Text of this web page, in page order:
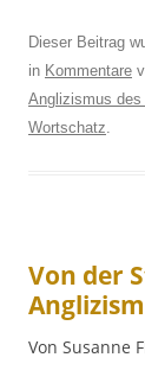
Dieser Beitrag
in Kommentare
Anglizismus des
Wortschatz
Von der
Von Susanne